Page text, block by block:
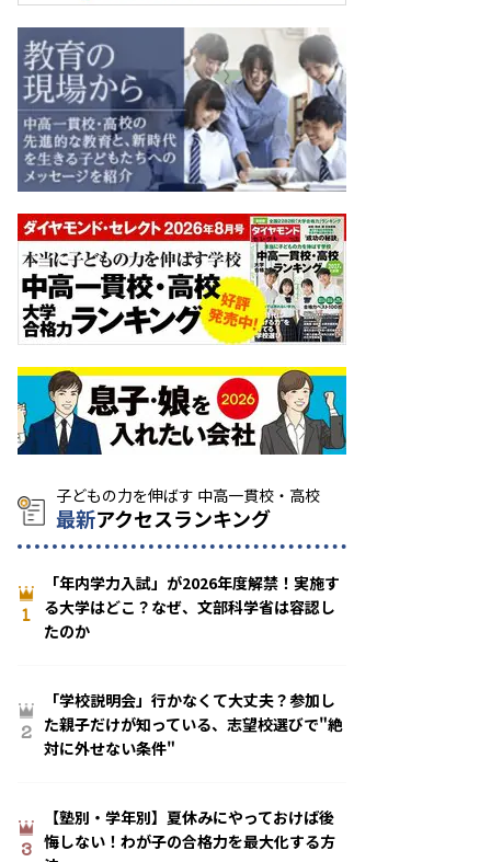
最新アクセスランキング
1
「年内学力入試」が2026年度解禁！実施す
る大学はどこ？なぜ、文部科学省は容認し
たのか
2
「学校説明会」行かなくて大丈夫？参加し
た親子だけが知っている、志望校選びで"絶
対に外せない条件"
3
【塾別・学年別】夏休みにやっておけば後
悔しない！わが子の合格力を最大化する方